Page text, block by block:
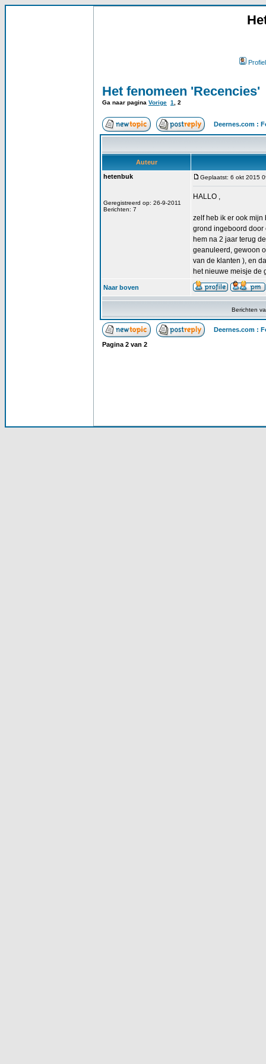
Profiel
Het fenomeen 'Recencies'
Ga naar pagina Vorige 1 2
Deernes.com :
Auteur
hetenbuk
Geregistreerd op: 26-9-2011
Berichten: 7
Geplaatst: 6 okt 2015
HALLO ,
zelf heb ik er ook
grond ingeboord door
hem na 2 jaar terug
geanuleerd, gewoon
van de klanten ), en
het nieuwe meisje de
Naar boven
Berichten
Deernes.com :
Pagina 2 van 2